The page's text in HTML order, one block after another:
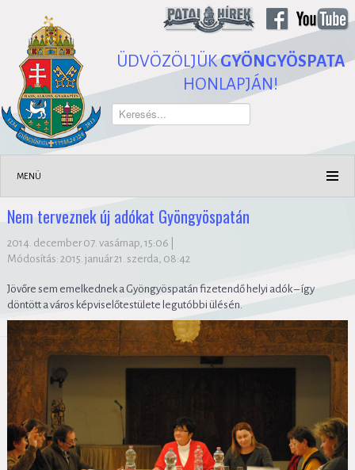
ÜDVÖZÖLJÜKGYÖNGYÖSPATA
HONLAPJÁN!
Keresés...
MENÜ
Nem terveznek új adókat Gyöngyöspatán
2014. december 07. vasárnap, 15:06
Módosítás: 2015. január 21. szerda, 08:42
Jövőre sem emelkednek a Gyöngyöspatán fizetendő helyi adók – így
döntött a város képviselőtestülete legutóbbi ülésén.